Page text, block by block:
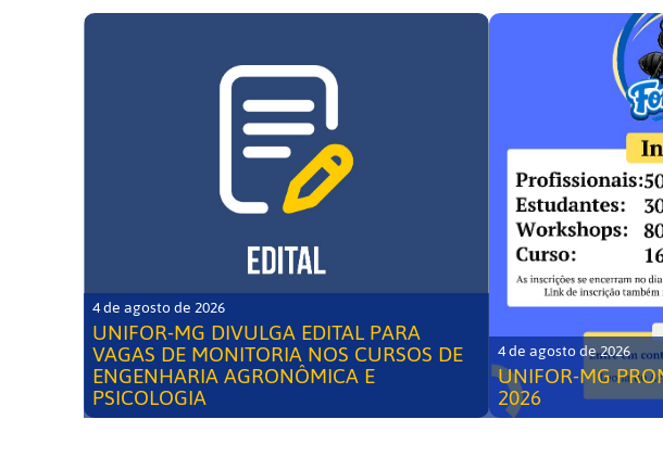
4 de agosto de 2026
UNIFOR-MG DIVULGA EDITAL PARA
VAGAS DE MONITORIA NOS CURSOS DE
ENGENHARIA AGRONÔMICA E
PSICOLOGIA
4 de agosto de 2026
UNIFOR-MG
2026